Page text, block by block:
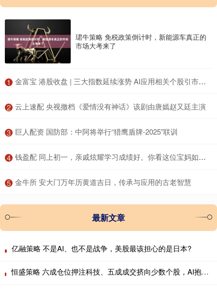
珺牛策略 免税政策倒计时，新能源车真正的
市场大考来了
1 ​金富宝 港股收盘 | 三大指数延续涨势 AI应用相关个股引市场关注
2 ​云上速配 央视撤档《爱情没有神话》该剧由唐嫣赵又廷主演
3 ​巨人配资 国防部：中阿将举行“猎鹰盾牌-2025”联训
4 ​钱盈配 同上初一，亲戚炫耀学习成绩好。你看这位宝妈如何怼回去……
5 ​金牛所 安大门万年历黄道吉日，传承与应用的古老智慧
最新文章
亿融策略 不是AI、也不是战争，美股最该担心的是日本?
恒盛策略 六成仓位押注科技、五成成交挤向少数个股，AI抱团行情会重演历史瓦解吗？